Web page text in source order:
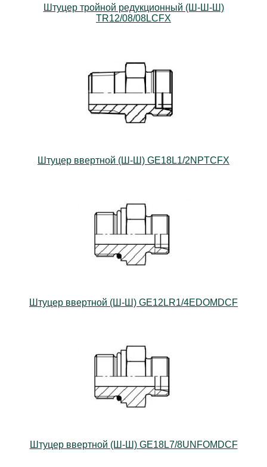
Штуцер тройной редукционный (Ш-Ш-Ш)
TR12/08/08LCFX
Штуцер ввертной (Ш-Ш) GE18L1/2NPTCFX
Штуцер ввертной (Ш-Ш) GE12LR1/4EDOMDCF
Штуцер ввертной (Ш-Ш) GE18L7/8UNFOMDCF